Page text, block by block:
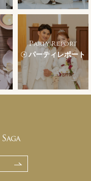
Party Report
パーティレポート